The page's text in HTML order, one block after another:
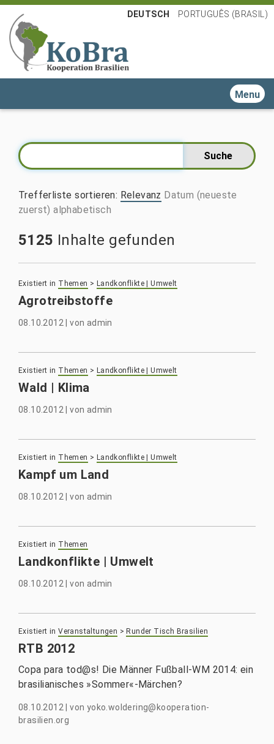
DEUTSCH PORTUGUÊS (BRASIL)
Toggle
Trefferliste sortieren: Relevanz Datum (neueste
zuerst) alphabetisch
5125 Inhalte gefunden
Existiert in Themen > Landkonflikte | Umwelt
Agrotreibstoffe
08.10.2012 |von admin
Existiert in Themen > Landkonflikte | Umwelt
Wald | Klima
08.10.2012 |von admin
Existiert in Themen > Landkonflikte | Umwelt
Kampf um Land
08.10.2012 |von admin
Existiert in Themen
Landkonflikte | Umwelt
08.10.2012 |von admin
Existiert in Veranstaltungen > Runder Tisch Brasilien
RTB 2012
Copa para tod@s! Die Männer Fußball-WM 2014: ein
brasilianisches »Sommer«-Märchen?
08.10.2012 |von yoko.woldering@kooperation-
brasilien.org